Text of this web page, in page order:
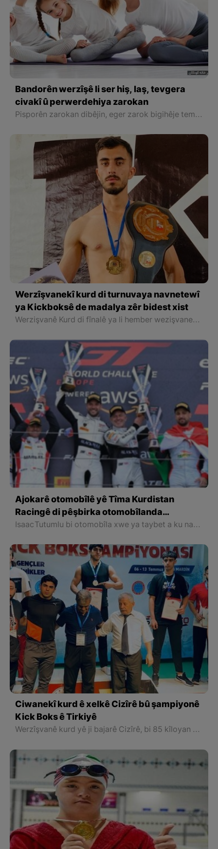
Bandorên werzîşê li ser hiş, laş, tevgera
civakî û perwerdehiya zarokan
Pisporên zarokan dibêjin, eger zarok bigihêje temenê bihîstinê û ne xwediyê şiyanên bedenî yên bihêz be, wek nimûne, nekare bi tenê biçe ser kursîyekê rûnê û qelemê bigire, dê bandoreke mezin li ser temenê çûna wî ya dibistanê hebe.
Werzîşvanekî kurd di turnuvaya navnetewî
ya Kickboksê de madalya zêr bidest xist
Werzişvanê Kurd di fînalê ya li hember wezişvanekî mazûvan de serkeftin bidestxist û bilî bidestxistina madalya zêr, wek werizişvanê herî xwedî teknîk ê wê Turnuvayê jî hat destnîşankirin.
Ajokarê otomobîlê yê Tîma Kurdistan
Racingê di pêşbirka otomobîlanda
serkeftinek giring bidest xist
Isaac Tutumlu bi otomobîla xwe ya taybet a ku nav û alaya Kurdistanê li ser e, di pêşbirka GT World Challengeyê de pileya sêyemîn bi dest xist.
Ciwanekî kurd ê xelkê Cizîrê bû şampiyonê
Kick Boks ê Tirkiyê
Werzîşvanê kurd yê ji bajarê Cizîrê, bi 85 kîloyan tekoşîn kir û tevahiya dijberên xwe bin xist, bû şampiyonê Tirkiyê û mafê beşdarî kirina şampiyonaya Kîck Boks a Cîhanê bidest xist.